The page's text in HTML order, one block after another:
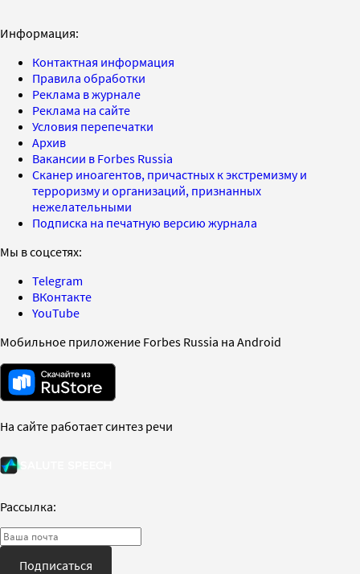
Информация:
Контактная информация
Правила обработки
Реклама в журнале
Реклама на сайте
Условия перепечатки
Архив
Вакансии в Forbes Russia
Сканер иноагентов, причастных к экстремизму и
терроризму и организаций, признанных
нежелательными
Подписка на печатную версию журнала
Мы в соцсетях:
Telegram
ВКонтакте
YouTube
Мобильное приложение Forbes Russia на Android
На сайте работает синтез речи
Рассылка:
Подписаться